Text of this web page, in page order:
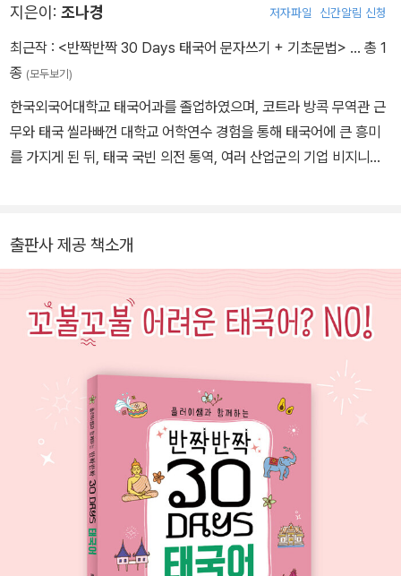
지은이: 조나경 저자파일 신간알림 신청
최근작 : <반짝반짝 30 Days 태국어 문자쓰기 + 기초문법> … 총 1
종 (모두보기)
한국외국어대학교 태국어과를 졸업하였으며, 코트라 방콕 무역관 근
무와 태국 씰라빠껀 대학교 어학연수 경험을 통해 태국어에 큰 흥미
를 가지게 된 뒤, 태국 국빈 의전 통역, 여러 산업군의 기업 비지니스
교습을 하는 태국어 강사로도 활동하고 있다.
출판사 제공 책소개